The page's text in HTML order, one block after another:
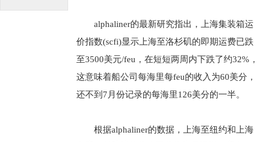
alphaliner的最新研究指出，上海集装箱运
价指数(scfi)显示上海至洛杉矶的即期运费已跌
至3500美元/feu，在短短两周内下跌了约32%，
这意味着船公司每海里每feu的收入为60美分，
还不到7月份记录的每海里126美分的一半。
根据alphaliner的数据，上海至纽约和上海